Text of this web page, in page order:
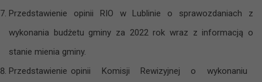
Przedstawienie opinii RIO w Lublinie o sprawozdaniach z
wykonania budżetu gminy za 2022 rok wraz z informacją o
stanie mienia gminy.
Przedstawienie opinii Komisji Rewizyjnej o wykonaniu